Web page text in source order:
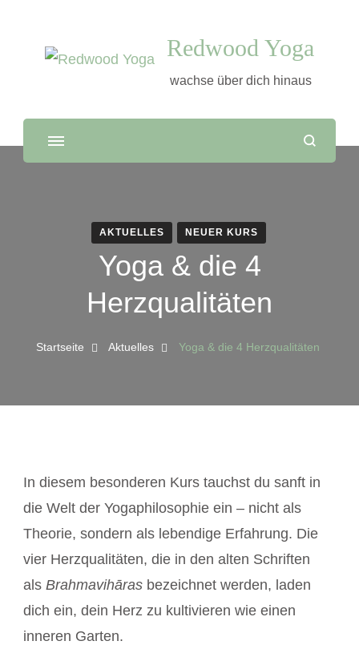
Redwood Yoga
wachse über dich hinaus
AKTUELLES NEUER KURS
Yoga & die 4
Herzqualitäten
Startseite Aktuelles Yoga & die 4 Herzqualitäten
In diesem besonderen Kurs tauchst du sanft in
die Welt der Yogaphilosophie ein – nicht als
Theorie, sondern als lebendige Erfahrung. Die
vier Herzqualitäten, die in den alten Schriften
als Brahmavihāras bezeichnet werden, laden
dich ein, dein Herz zu kultivieren wie einen
inneren Garten.